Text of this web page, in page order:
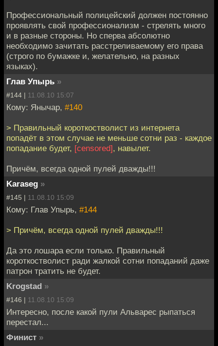
Профессиональный полицейский должен постоянно
проявлять свой профессионализм - стрелять много
и в разные стороны. Но сперва абсолютно
необходимо зачитать расстреливаемому его права
(строго по бумажке и, желательно, на разных
языках).
Глав Упырь »
#144 | 11.08.10 15:07
Кому: Янычар, #140
> Правильный короткостволист из интернета
попадёт в этом случае не меньше сотни раз - каждое
попадание будет, [censored], навылет.
Причём, всегда одной пулей дважды!!!
Karaseg »
#145 | 11.08.10 15:09
Кому: Глав Упырь, #144
> Причём, всегда одной пулей дважды!!!
Да это лошара если только. Правильный
короткостволист ради жалкой сотни попаданий даже
патрон тратить не будет.
Krogstad »
#146 | 11.08.10 15:09
Интересно, после какой пули Альварес рыпаться
перестал...
Финист »